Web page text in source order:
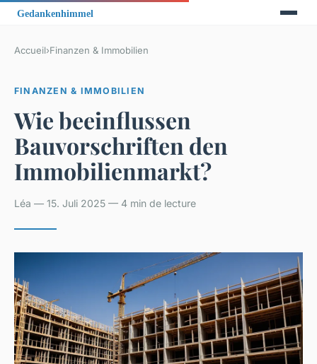
Accueil›Finanzen & Immobilien
FINANZEN & IMMOBILIEN
Wie beeinflussen
Bauvorschriften den
Immobilienmarkt?
Léa — 15. Juli 2025 — 4 min de lecture